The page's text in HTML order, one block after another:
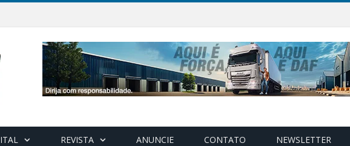
REVISTA ANUNCIE CONTATO NEWSLETTER